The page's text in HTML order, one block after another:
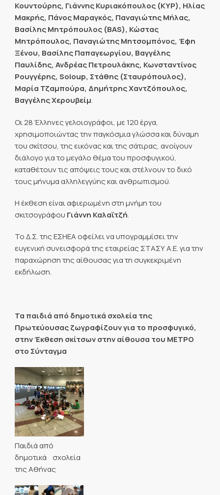
Κουντούρης, Γιάννης Κυριακόπουλος (ΚΥΡ), Ηλίας
Μακρής, Πάνος Μαραγκός, Παναγιώτης Μήλας,
Βασίλης Μητρόπουλος (BAS), Κώστας
Μητρόπουλος, Παναγιώτης Μητσομπόνος, Έφη
Ξένου, Βασίλης Παπαγεωργίου, Βαγγέλης
Παυλίδης, Ανδρέας Πετρουλάκης, Κωνσταντίνος
Ρουγγέρης, Soloup, Στάθης (Σταυρόπουλος),
Μαρία Τζαμπούρα, Δημήτρης Χαντζόπουλος,
Βαγγέλης Χερουβείμ.
Οι 28 Έλληνες γελοιογράφοι, με 120 έργα,
χρησιμοποιώντας την παγκόσμια γλώσσα και δύναμη
του σκίτσου, της εικόνας και της σάτιρας, ανοίγουν
διάλογο για το μεγάλο θέμα του προσφυγικού,
καταθέτουν τις απόψεις τους και στέλνουν το δικό
τους μήνυμα αλληλεγγύης και ανθρωπισμού.
Η έκθεση είναι αφιερωμένη στη μνήμη του
σκιτσογράφου Γιάννη Καλαϊτζή.
Το Δ.Σ. της ΕΣΗΕΑ οφείλει να υπογραμμίσει την
ευγενική συνεισφορά της εταιρείας ΣΤΑΣΥ Α.Ε. για την
παραχώρηση της αίθουσας για τη συγκεκριμένη
εκδήλωση.
Τα παιδιά από δημοτικά σχολεία της
Πρωτεύουσας ζωγραφίζουν για το προσφυγικό,
στην Έκθεση σκίτσων στην αίθουσα του ΜΕΤΡΟ
στο Σύνταγμα
Παιδιά από
δημοτικά σχολεία
της Αθήνας